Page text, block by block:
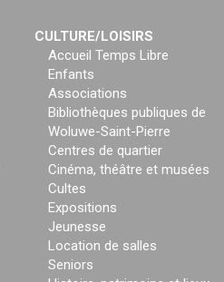
CULTURE/LOISIRS
Accueil Temps Libre
Enfants
Associations
Bibliothèques publiques de
Woluwe-Saint-Pierre
Centres de quartier
Cinéma, théâtre et musées
Cultes
Expositions
Jeunesse
Location de salles
Seniors